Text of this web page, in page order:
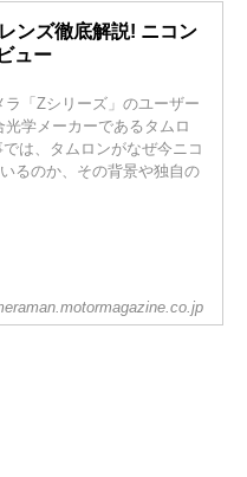
ンズ徹底解説! ニコン
ュー
「Zシリーズ」のユーザー
学メーカーであるタムロ
は、タムロンがなぜ今ニコ
るのか、その背景や独自の